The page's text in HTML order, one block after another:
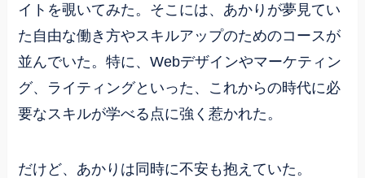
イトを覗いてみた。そこには、あかりが夢見てい
た自由な働き方やスキルアップのためのコースが
並んでいた。特に、Webデザインやマーケティン
グ、ライティングといった、これからの時代に必
要なスキルが学べる点に強く惹かれた。
だけど、あかりは同時に不安も抱えていた。